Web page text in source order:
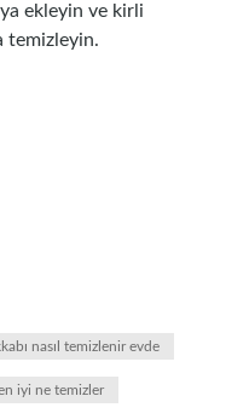
ekleyin ve kirli
temizleyin.
nasıl temizlenir evde
iyi ne temizler